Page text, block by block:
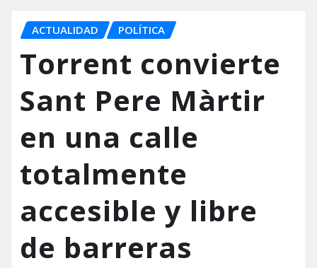
ACTUALIDAD POLÍTICA
Torrent convierte
Sant Pere Màrtir
en una calle
totalmente
accesible y libre
de barreras